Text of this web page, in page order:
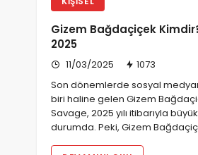
Gizem Bağdaçiçek
2025
11/03/2025
1073
Son dönemlerde sosyal
biri haline gelen Gizem
Savage, 2025 yılı itibarıyla
durumda. Peki, Gizem